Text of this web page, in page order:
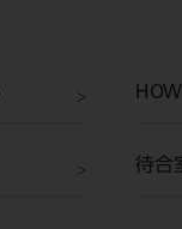
待合